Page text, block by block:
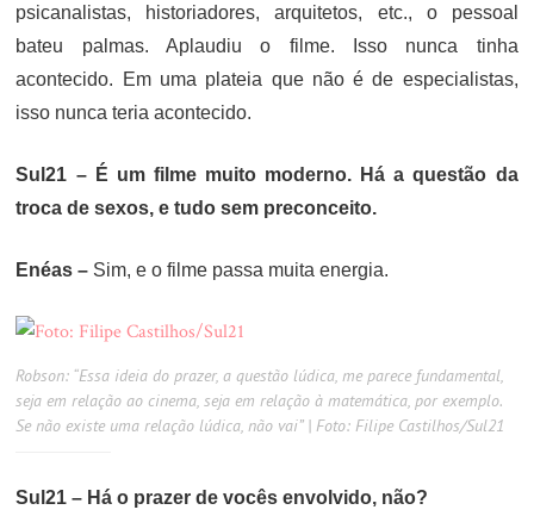
psicanalistas, historiadores, arquitetos, etc., o pessoal
bateu palmas. Aplaudiu o filme. Isso nunca tinha
acontecido. Em uma plateia que não é de especialistas,
isso nunca teria acontecido.
Sul21 – É um filme muito moderno. Há a questão da
troca de sexos, e tudo sem preconceito.
Enéas – Sim, e o filme passa muita energia.
Robson: “Essa ideia do prazer, a questão lúdica, me parece fundamental,
seja em relação ao cinema, seja em relação à matemática, por exemplo.
Se não existe uma relação lúdica, não vai” | Foto: Filipe Castilhos/Sul21
Sul21 – Há o prazer de vocês envolvido, não?